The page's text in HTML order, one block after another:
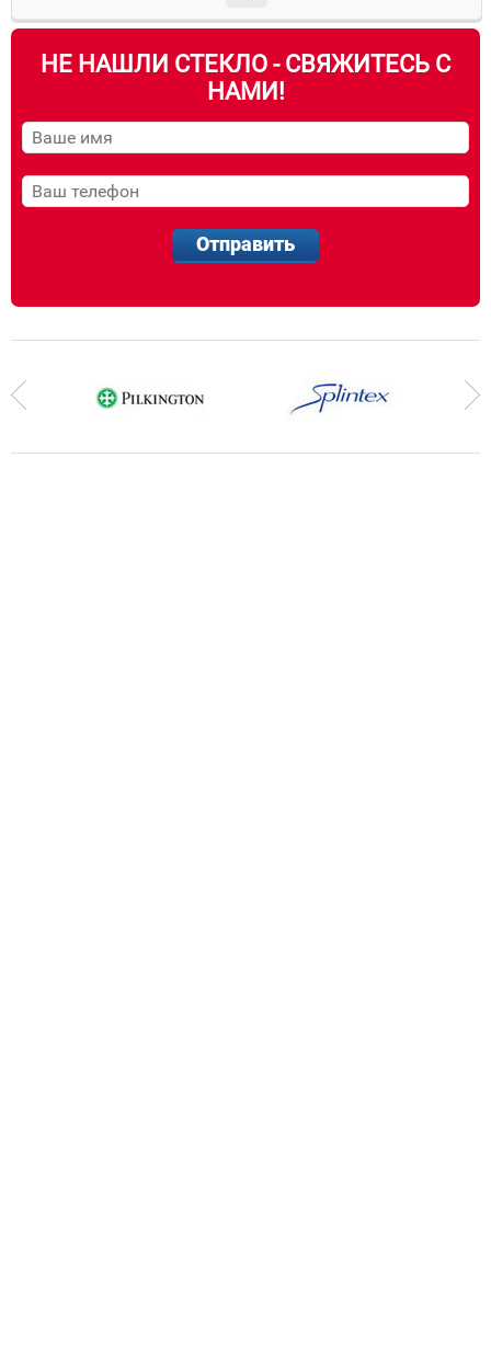
НЕ НАШЛИ СТЕКЛО - СВЯЖИТЕСЬ С
НАМИ!
Отправить